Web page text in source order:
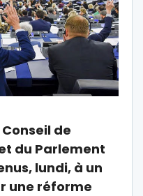
de
du Parlement
lundi, à un
une réforme